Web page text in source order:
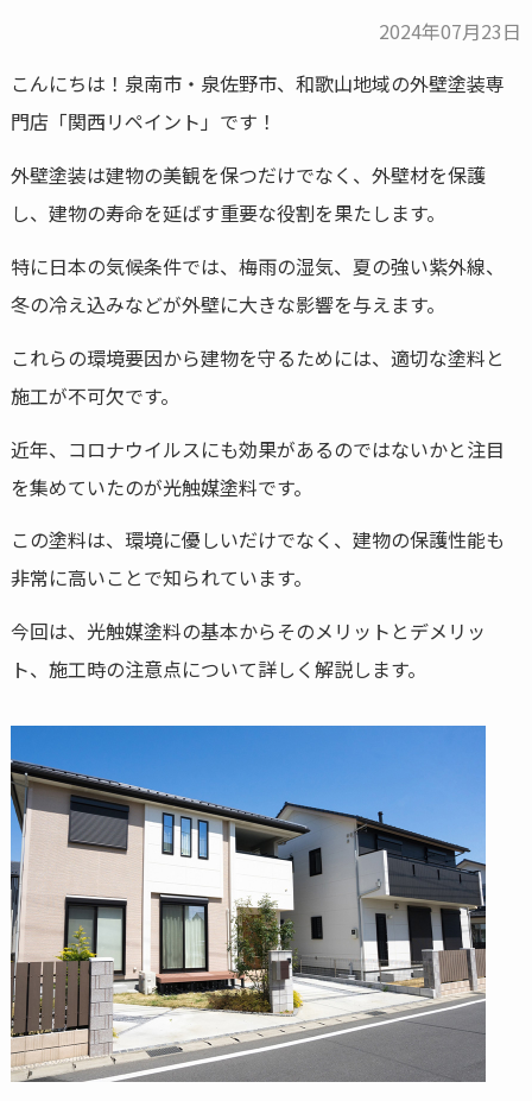
2024年07月23日
こんにちは！泉南市・泉佐野市、和歌山地域の外壁塗装専
門店「関西リペイント」です！
外壁塗装は建物の美観を保つだけでなく、外壁材を保護
し、建物の寿命を延ばす重要な役割を果たします。
特に日本の気候条件では、梅雨の湿気、夏の強い紫外線、
冬の冷え込みなどが外壁に大きな影響を与えます。
これらの環境要因から建物を守るためには、適切な塗料と
施工が不可欠です。
近年、コロナウイルスにも効果があるのではないかと注目
を集めていたのが光触媒塗料です。
この塗料は、環境に優しいだけでなく、建物の保護性能も
非常に高いことで知られています。
今回は、光触媒塗料の基本からそのメリットとデメリッ
ト、施工時の注意点について詳しく解説します。